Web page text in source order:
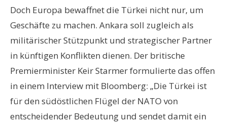
Doch Europa bewaffnet die Türkei nicht nur, um
Geschäfte zu machen. Ankara soll zugleich als
militärischer Stützpunkt und strategischer Partner
in künftigen Konflikten dienen. Der britische
Premierminister Keir Starmer formulierte das offen
in einem Interview mit Bloomberg: „Die Türkei ist
für den südöstlichen Flügel der NATO von
entscheidender Bedeutung und sendet damit ein